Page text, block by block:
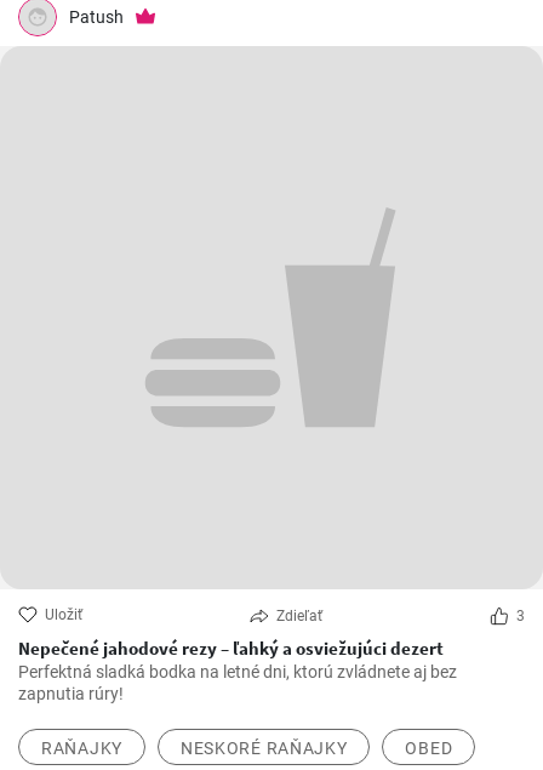
Patush
Uložiť Zdieľať 3
Nepečené jahodové rezy – ľahký a osviežujúci dezert
Perfektná sladká bodka na letné dni, ktorú zvládnete aj bez
zapnutia rúry!
RAŇAJKY NESKORÉ RAŇAJKY OBED